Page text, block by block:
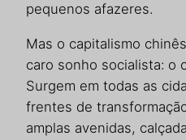
pequenos afazeres.
Mas o capitalismo
caro sonho socialista: o
Surgem em todas as
frentes de
amplas avenidas,